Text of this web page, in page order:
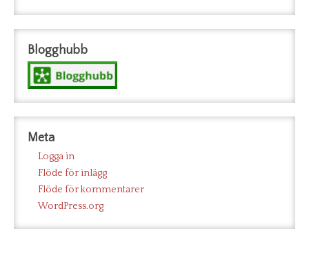
Blogghubb
Meta
Logga in
Flöde för inlägg
Flöde för kommentarer
WordPress.org